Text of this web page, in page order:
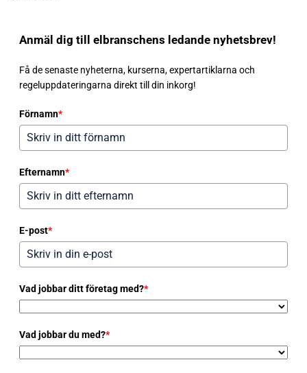
Anmäl dig till elbranschens ledande nyhetsbrev!
Få de senaste nyheterna, kurserna, expertartiklarna och
regeluppdateringarna direkt till din inkorg!
Förnamn*
Efternamn*
E-post*
Vad jobbar ditt företag med?*
Vad jobbar du med?*